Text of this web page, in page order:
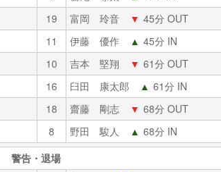
19 富岡 玲音 ▼ 45分 OUT
11 伊藤 優作 ▲ 45分 IN
10 吉本 堅翔 ▼ 61分 OUT
16 臼田 康太郎 ▲ 61分 IN
18
齋藤 剛志 ▼ 68分 OUT
8
野田 駿人 ▲ 68分 IN
警告・退場